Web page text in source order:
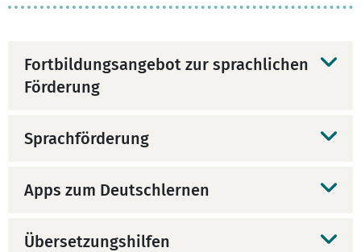
Fortbildungsangebot zur sprachlichen
Förderung
Sprachförderung
Apps zum Deutschlernen
Übersetzungshilfen